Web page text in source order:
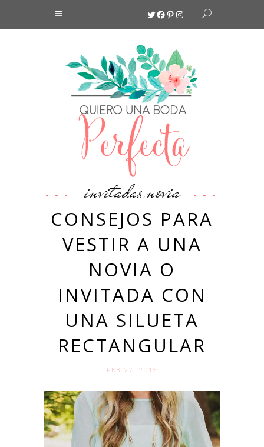
Twitter
Facebook
Pinterest
Instagram
invitadas,novia
CONSEJOS PARA
VESTIR A UNA
NOVIA O
INVITADA CON
UNA SILUETA
RECTANGULAR
FEB 27. 2015